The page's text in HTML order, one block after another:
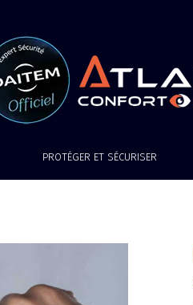
PROTÉGER ET SÉCURISER